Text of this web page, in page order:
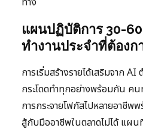
แผนปฏิบัติการ 30-
ทำงานประจำที่ต้องก
การเริ่มสร้างรายได้เสริมจาก
กระโดดทำทุกอย่างพร้อมกัน คน
การกระจายโฟกัสไปหลายอาชีพ
สู้กับมืออาชีพในตลาดไม่ได้ แผ